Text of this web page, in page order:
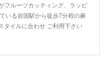
フルーツカッティング、ラッピ
いる岩国駅から徒歩7分程の麻
タイルに合わせ ご利用下さい